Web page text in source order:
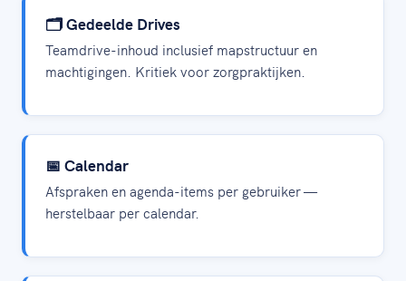
🗂️ Gedeelde Drives
Teamdrive-inhoud inclusief mapstructuur en
machtigingen. Kritiek voor zorgpraktijken.
📅 Calendar
Afspraken en agenda-items per gebruiker —
herstelbaar per calendar.